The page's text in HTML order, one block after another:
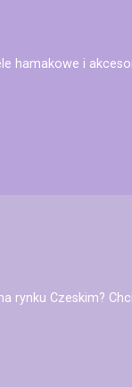
hamakowe i
rynku Czeskim?